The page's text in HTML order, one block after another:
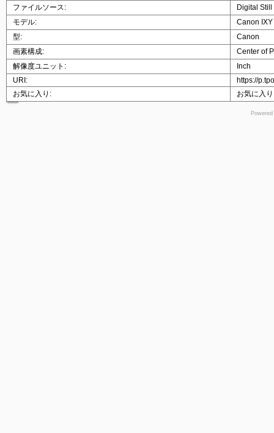
ファイルソース:
Digital
モデル:
Canon
型:
Canon
画素構成:
Center of
解像度ユニット:
Inch
URI:
https://
お気に入り:
お気に入